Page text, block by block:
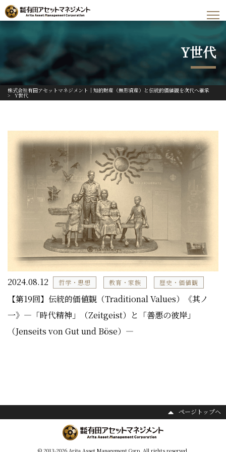
Y世代
株式会社有田アセットマネジメント｜知的財産（無形資産）と伝統的価値観を次代へ継承
> Y世代
2024.08.12 哲学・思想 教育・家族 歴史・価値観
【第19回】伝統的価値観（Traditional Values）《其ノ
一》―「時代精神」（Zeitgeist）と「善悪の彼岸」
（Jenseits von Gut und Böse）―
ページトップヘ
© 2013-2026 Arita Asset Management Corp. All rights reserved.